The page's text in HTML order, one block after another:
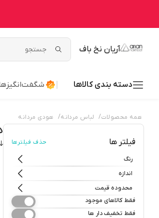
آریان نخ باف
دسته بندی کالاها
همه محصولات/ لباس مردانه/ هودی مردانه
فیلتر ها حذف فیلترها
رنگ
اندازه
محدوده قیمت
فقط کالاهای موجود
فقط تخفیف دار ها